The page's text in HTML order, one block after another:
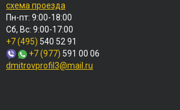
схема проезда
Пн-пт: 9:00-18:00
Сб, Вс: 9:00-17:00
+7 (495) 540 52 91
+7 (977) 591 00 06
dmitrovprofil3@mail.ru